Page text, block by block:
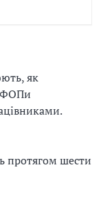
як
ФОПи
протягом шести